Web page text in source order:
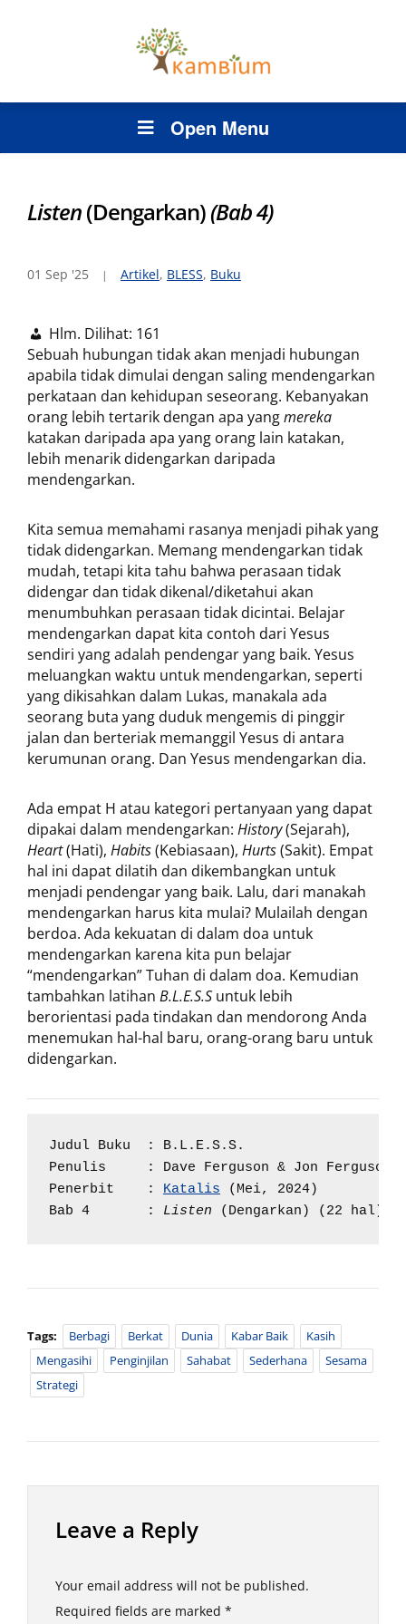
Open Menu
Listen(Dengarkan)(Bab 4)
01 Sep '25 Artikel, BLESS, Buku
Hlm. Dilihat: 161
Sebuah hubungan tidak akan menjadi hubungan
apabila tidak dimulai dengan saling mendengarkan
perkataan dan kehidupan seseorang. Kebanyakan
orang lebih tertarik dengan apa yangmereka
katakan daripada apa yang orang lain katakan,
lebih menarik didengarkan daripada
mendengarkan.
Kita semua memahami rasanya menjadi pihak yang
tidak didengarkan. Memang mendengarkan tidak
mudah, tetapi kita tahu bahwa perasaan tidak
didengar dan tidak dikenal/diketahui akan
menumbuhkan perasaan tidak dicintai. Belajar
mendengarkan dapat kita contoh dari Yesus
sendiri yang adalah pendengar yang baik. Yesus
meluangkan waktu untuk mendengarkan, seperti
yang dikisahkan dalam Lukas, manakala ada
seorang buta yang duduk mengemis di pinggir
jalan dan berteriak memanggil Yesus di antara
kerumunan orang. Dan Yesus mendengarkan dia.
Ada empat H atau kategori pertanyaan yang dapat
dipakai dalam mendengarkan: History(Sejarah),
Heart(Hati), Habits(Kebiasaan), Hurts(Sakit). Empat
hal ini dapat dilatih dan dikembangkan untuk
menjadi pendengar yang baik. Lalu, dari manakah
mendengarkan harus kita mulai? Mulailah dengan
berdoa. Ada kekuatan di dalam doa untuk
mendengarkan karena kita pun belajar
“mendengarkan” Tuhan di dalam doa. Kemudian
tambahkan latihan B.L.E.S.S untuk lebih
berorientasi pada tindakan dan mendorong Anda
menemukan hal-hal baru, orang-orang baru untuk
didengarkan.
Judul Buku  : B.L.E.S.S.
Penulis     : Dave Ferguson & Jon Ferguson
Penerbit    : Katalis (Mei, 2024)
Bab 4       : Listen (Dengarkan) (22 hal)
Tags: Berbagi Berkat Dunia Kabar Baik
Kasih
Mengasihi
Penginjilan Sahabat Sederhana
Sesama
Strategi
Leave a Reply
Your email address will not be published.
Required fields are marked *